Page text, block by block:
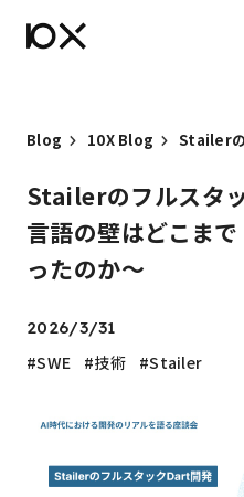
Blog 10X Blog
Stailerのフルスタ
言語の壁はどこま
ったのか〜
2026/3/31
SWE 技術 Stailer